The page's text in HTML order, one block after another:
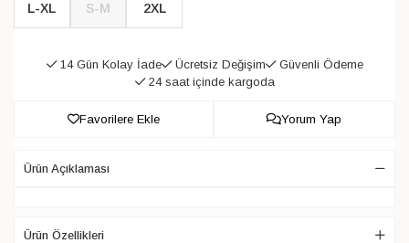
L-XL S-M 2XL
14 Gün Kolay İade Ücretsiz Değişim
Güvenli Ödeme
24 saat içinde kargoda
Favorilere Ekle Yorum Yap
Ürün Açıklaması
Ürün Özellikleri